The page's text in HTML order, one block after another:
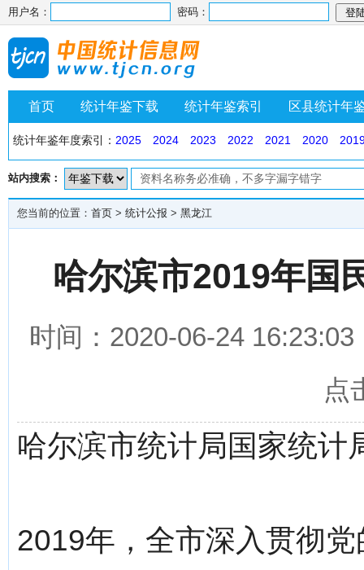
用户名： 密码：
首页 统计年鉴下载 统计年鉴索引 区县统计年
统计年鉴年度索引： 2025 2024 2023 2022 2021 2020
站内搜索：
您当前的位置： 首页 > 统计公报 > 黑龙江
哈尔滨市2019年国
时间：2020-06-24
点
哈尔滨市统计局国家统计
2019年，全市深入贯彻